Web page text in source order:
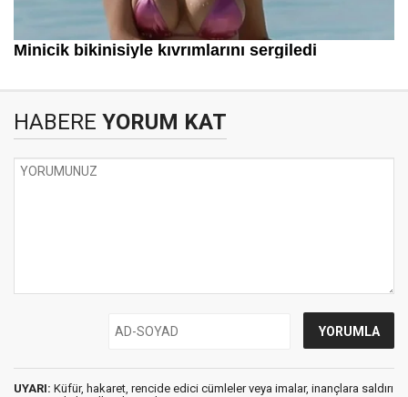
HABERE YORUM KAT
UYARI: Küfür, hakaret, rencide edici cümleler veya imalar, inançlara saldırı